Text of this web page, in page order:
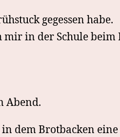
gegessen habe.
mir in der Schule beim
Abend.
dem Brotbacken eine